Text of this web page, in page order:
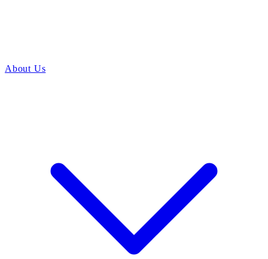
About Us